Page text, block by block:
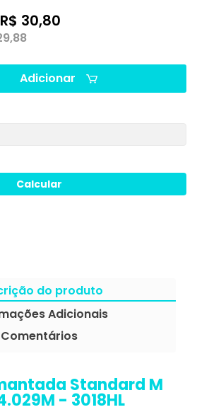
R$ 30,80
Adicionar
do produto
Adicionais
Comentários
Standard M
- 3018HL